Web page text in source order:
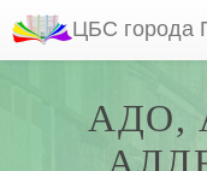
ЦБС города
АДО,